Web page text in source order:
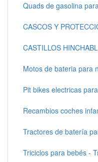
Quads de gasolina
CASCOS Y
CASTILLOS
Motos de bateria para
Pit bikes electricas
Recambios coches
Tractores de batería
Triciclos para bebés -